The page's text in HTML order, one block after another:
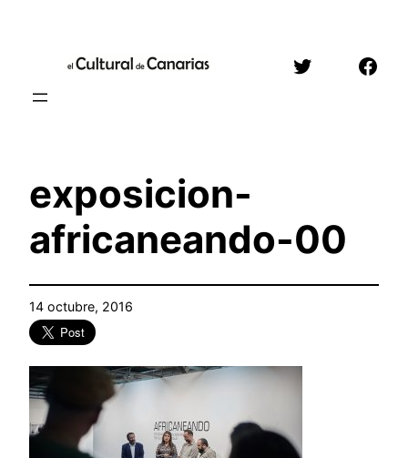
contenido
Twitter
exposicion-
africaneando-00
14 octubre, 2016